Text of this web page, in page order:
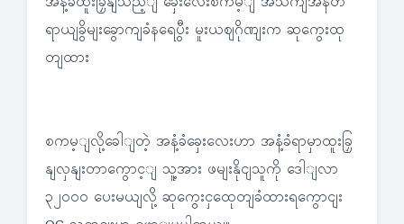
ရာယျခွိမျးခွောကျခံနရေပွီး မူးယဈဂိုဏျးက ဆုကွေးထု
တျထား
စကမ့ျလို့ခေါျတဲ့ အနံ့ခံခှေးလေးဟာ အနံ့ခံရာမှာထူးခြှ
နျလှနျးတာကွောင့ျ သူ့အား ဖမျးနိုငျသူကို ဒေါျလာ
၃၂၀၀၀ ပေးမယျလို့ ဆုကွေးငှထေုတျခံထားရကွောငျး